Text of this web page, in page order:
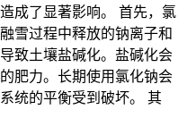
成了显著影响。 首先，氯
雪过程中释放的钠离子和
致土壤盐碱化。盐碱化会
肥力。长期使用氯化钠会
统的平衡受到破坏。 其